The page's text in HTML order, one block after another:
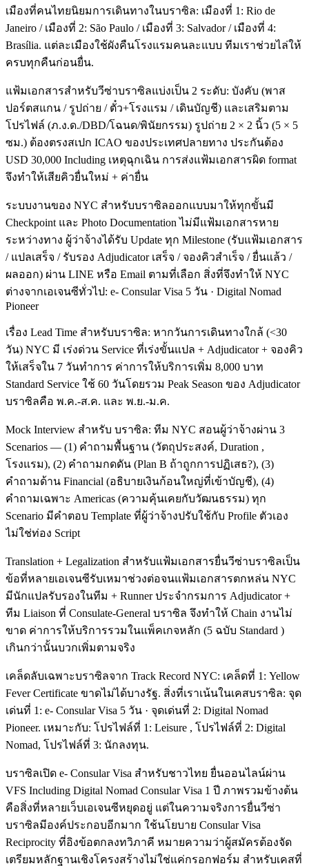
เมืองที่คนไทยนิยมการเดินทางในบราซิล: เมืองที่ 1: Rio de
Janeiro / เมืองที่ 2: São Paulo / เมืองที่ 3: Salvador / เมืองที่ 4:
Brasília. แต่ละเมืองใช้ผังคืนโรงแรมคนละแบบ ทีมเราช่วยไล่ให้
ครบทุกคืนก่อนยื่น.
แฟ้มเอกสารสำหรับวีซ่าบราซิลแบ่งเป็น 2 ระดับ: บังคับ (พาส
ปอร์ตสแกน / รูปถ่าย / ตั๋ว+โรงแรม / เดินบัญชี) และเสริมตาม
โปรไฟล์ (ภ.ง.ด./DBD/โฉนด/พินัยกรรม) รูปถ่าย 2 × 2 นิ้ว (5 × 5
ซม.) ต้องตรงสเปก ICAO ของประเทศปลายทาง ประกันต้อง
USD 30,000 Including เหตุฉุกเฉิน การส่งแฟ้มเอกสารผิด format
จึงทำให้เสียคิวยื่นใหม่ + ค่ายื่น
ระบบงานของ NYC สำหรับบราซิลออกแบบมาให้ทุกขั้นมี
Checkpoint และ Photo Documentation ไม่มีแฟ้มเอกสารหาย
ระหว่างทาง ผู้ว่าจ้างได้รับ Update ทุก Milestone (รับแฟ้มเอกสาร
/ แปลเสร็จ / รับรอง Adjudicator เสร็จ / จองคิวสำเร็จ / ยื่นแล้ว /
ผลออก) ผ่าน LINE หรือ Email ตามที่เลือก สิ่งที่จึงทำให้ NYC
ต่างจากเอเจนซีทั่วไป: e- Consular Visa 5 วัน · Digital Nomad
Pioneer
เรื่อง Lead Time สำหรับบราซิล: หากวันการเดินทางใกล้ (<30
วัน) NYC มี เร่งด่วน Service ที่เร่งขั้นแปล + Adjudicator + จองคิว
ให้เสร็จใน 7 วันทำการ ค่าการให้บริการเพิ่ม 8,000 บาท
Standard Service ใช้ 60 วันโดยรวม Peak Season ของ Adjudicator
บราซิลคือ พ.ค.-ส.ค. และ พ.ย.-ม.ค.
Mock Interview สำหรับ บราซิล: ทีม NYC สอนผู้ว่าจ้างผ่าน 3
Scenarios — (1) คำถามพื้นฐาน (วัตถุประสงค์, Duration ,
โรงแรม), (2) คำถามกดดัน (Plan B ถ้าถูกการปฏิเสธ?), (3)
คำถามด้าน Financial (อธิบายเงินก้อนใหญ่ที่เข้าบัญชี), (4)
คำถามเฉพาะ Americas (ความคุ้นเคยกับวัฒนธรรม) ทุก
Scenario มีคำตอบ Template ที่ผู้ว่าจ้างปรับใช้กับ Profile ตัวเอง
ไม่ใช่ท่อง Script
Translation + Legalization สำหรับแฟ้มเอกสารยื่นวีซ่าบราซิลเป็น
ข้อที่หลายเอเจนซีรับเหมาช่วงต่อจนแฟ้มเอกสารตกหล่น NYC
มีนักแปลรับรองในทีม + Runner ประจำกรมการ Adjudicator +
ทีม Liaison ที่ Consulate-General บราซิล จึงทำให้ Chain งานไม่
ขาด ค่าการให้บริการรวมในแพ็คเกจหลัก (5 ฉบับ Standard )
เกินกว่านั้นบวกเพิ่มตามจริง
เคล็ดลับเฉพาะบราซิลจาก Track Record NYC: เคล็ดที่ 1: Yellow
Fever Certificate ขาดไม่ได้บางรัฐ. สิ่งที่เราเน้นในเคสบราซิล: จุด
เด่นที่ 1: e- Consular Visa 5 วัน · จุดเด่นที่ 2: Digital Nomad
Pioneer. เหมาะกับ: โปรไฟล์ที่ 1: Leisure , โปรไฟล์ที่ 2: Digital
Nomad, โปรไฟล์ที่ 3: นักลงทุน.
บราซิลเปิด e- Consular Visa สำหรับชาวไทย ยื่นออนไลน์ผ่าน
VFS Including Digital Nomad Consular Visa 1 ปี ภาพรวมข้างต้น
คือสิ่งที่หลายเว็บเอเจนซีหยุดอยู่ แต่ในความจริงการยื่นวีซ่า
บราซิลมีองค์ประกอบอีกมาก ใช้นโยบาย Consular Visa
Reciprocity ที่อิงข้อตกลงทวิภาคี หมายความว่าผู้สมัครต้องจัด
เตรียมหลักฐานเชิงโครงสร้างไม่ใช่แค่กรอกฟอร์ม สำหรับเคสที่